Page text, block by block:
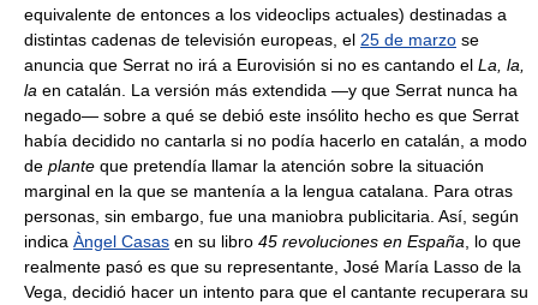
equivalente de entonces a los videoclips actuales) destinadas a
distintas cadenas de televisión europeas, el 25 de marzo se
anuncia que Serrat no irá a Eurovisión si no es cantando el La, la,
la en catalán. La versión más extendida —y que Serrat nunca ha
negado— sobre a qué se debió este insólito hecho es que Serrat
había decidido no cantarla si no podía hacerlo en catalán, a modo
de plante que pretendía llamar la atención sobre la situación
marginal en la que se mantenía a la lengua catalana. Para otras
personas, sin embargo, fue una maniobra publicitaria. Así, según
indica Àngel Casas en su libro 45 revoluciones en España , lo que
realmente pasó es que su representante, José María Lasso de la
Vega, decidió hacer un intento para que el cantante recuperara su